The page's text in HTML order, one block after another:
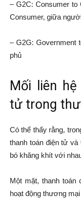
– G2C: Consumer to
Consumer, giữa
– G2G: Government
phủ
Mối liên
tử trong
Có thể thấy rằng,
thanh toán điện tử
bó khăng khít với
Một mặt, thanh
hoạt động thương